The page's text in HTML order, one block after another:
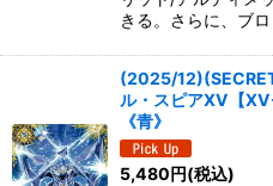
きる。さらに、ブ
(2025/
ル・スピアXV【
《青》
5,480円(税込)